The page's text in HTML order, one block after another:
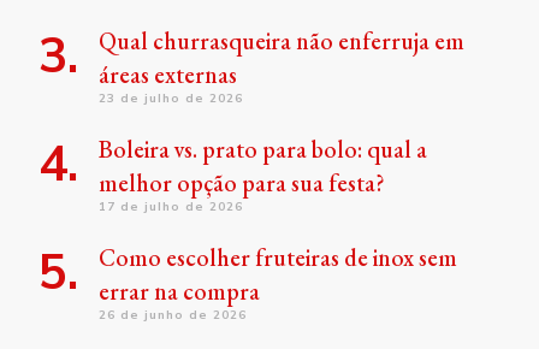
Qual churrasqueira não enferruja em
áreas externas
23 de julho de 2026
Boleira vs. prato para bolo: qual a
melhor opção para sua festa?
17 de julho de 2026
Como escolher fruteiras de inox sem
errar na compra
26 de junho de 2026